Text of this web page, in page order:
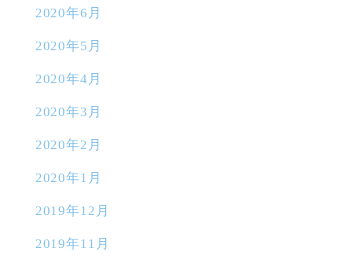
2020年6月
2020年5月
2020年4月
2020年3月
2020年2月
2020年1月
2019年12月
2019年11月